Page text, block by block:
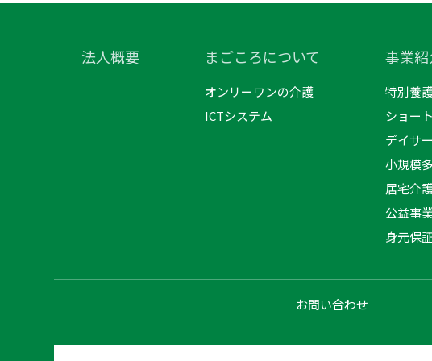
法人概要 まごころについて
オンリーワンの介護
ICTシステム
事業
特別養
ショー
デイサ
小規模
居宅介
公益事
身元保
お問い合わせ